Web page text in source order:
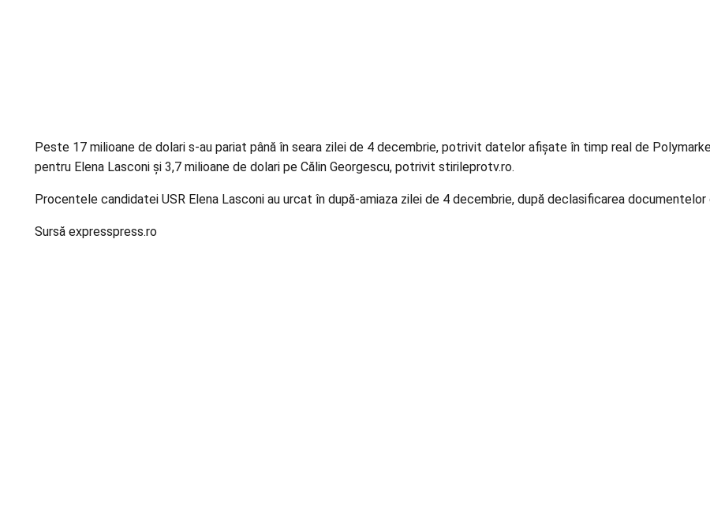
Peste 17 milioane de dolari s-au pariat până în seara zilei de 4 decembrie, potrivit datelor afișate în timp real de
pentru Elena Lasconi și 3,7 milioane de dolari pe Călin Georgescu, potrivit stirileprotv.ro.
Procentele candidatei USR Elena Lasconi au urcat în după-amiaza zilei de 4 decembrie, după declasificarea documentelor
Sursă expresspress.ro